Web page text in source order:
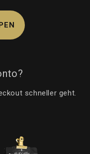
schneller geht.